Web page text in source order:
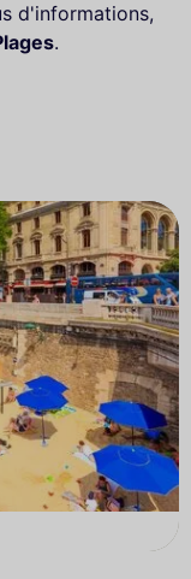
d'informations,
.